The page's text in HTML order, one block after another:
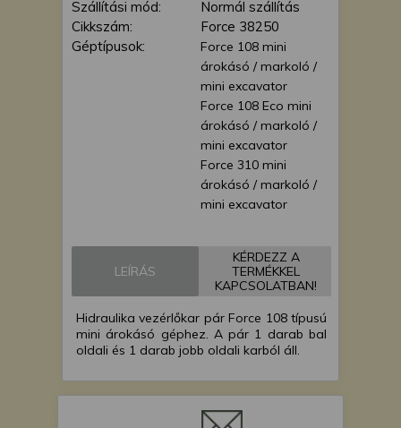
Szállítási mód:
Normál szállítás
Cikkszám:
Force 38250
Géptípusok:
Force 108 mini
árokásó / markoló /
mini excavator
Force 108 Eco mini
árokásó / markoló /
mini excavator
Force 310 mini
árokásó / markoló /
mini excavator
mini excavator
Force 110 Ex mini
mini excavator
LEÍRÁS
KÉRDEZZ A
TERMÉKKEL
KAPCSOLATBAN!
Hidraulika vezérlőkar pár Force 108 típusú
mini árokásó géphez. A pár 1 darab bal
oldali és 1 darab jobb oldali karból áll.
figyelmét, hogy személyes adatainak
bizonyos kezeléséhez nem feltétlenül
szükséges az Ön hozzájárulása, de
jogában áll tiltakozni az ilyen jellegű
adatkezelés ellen. A beállításai csak erre
a weboldalra érvényesek. Erre a
webhelyre visszatérve vagy az
adatvédelmi szabályzatunk segítségével
bármikor megváltoztathatja a